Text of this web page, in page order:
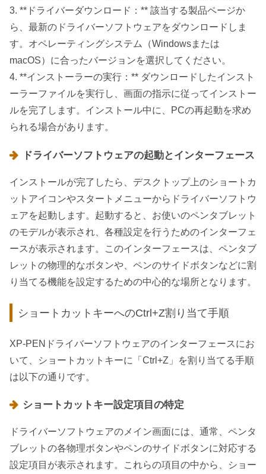
3. **ドライバーダウンロード：** 該当する製品ページか
ら、最新のドライバーソフトウェアをダウンロードしま
す。オペレーティングシステム（Windowsまたは
macOS）に合ったバージョンを選択してください。
4. **インストーラーの実行：** ダウンロードしたインスト
ーラーファイルを実行し、画面の指示に従ってインストー
ルを完了します。インストール中に、PCの再起動を求め
られる場合があります。
ドライバーソフトウェアの起動とインターフェース
インストールが完了したら、デスクトップ上のショートカ
ットアイコンやスタートメニューからドライバーソフトウ
ェアを起動します。起動すると、お使いのペンタブレット
のモデルが表示され、各種設定を行うためのインターフェ
ースが表示されます。このインターフェースは、ペンタブ
レットの物理的なボタンや、ペンのサイドボタンなどに割
り当てる機能を設定するための中心的な場所となります。
ショートカットキーへのCtrl+Z割り当て手順
XP-PENドライバーソフトウェアのインターフェースにお
いて、ショートカットキーに「Ctrl+Z」を割り当てる手順
は以下の通りです。
ショートカットキー設定項目の特定
ドライバーソフトウェアのメイン画面には、通常、ペンタ
ブレットの各物理ボタンやペンのサイドボタンに対応する
設定項目が表示されます。これらの項目の中から、ショー